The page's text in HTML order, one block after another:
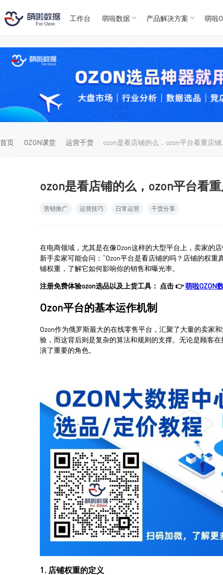
For
For
工作台 萌啦数据 产品解决方案 萌啦
首页 OZON课堂 运营干货
ozon是看店铺的么，ozon平台看
营销推广 运营技巧 日常运营 干货分享